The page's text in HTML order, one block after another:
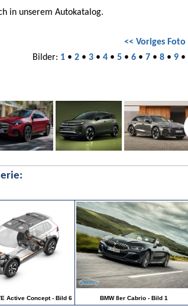
in unserem Autokatalog.
<< Voriges Foto
Bilder: 1 • 2 • 3 • 4 • 5 • 6 • 7 • 8 • 9 •
Active Concept - Bild 6 BMW 8er Cabrio - Bild 1